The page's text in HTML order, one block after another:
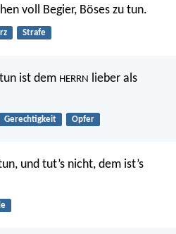
voll Begier, Böses zu tun.
Strafe
ist dem HERRN
lieber als
Gerechtigkeit Opfer
und tut’s nicht, dem ist’s